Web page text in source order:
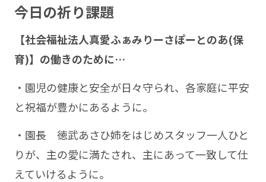
今日の祈り課題
【社会福祉法人真愛ふぁみりーさぽーとのあ(保
育)】の働きのために…
・園児の健康と安全が日々守られ、各家庭に平安
と祝福が豊かにあるように。
・園長 徳武あさひ姉をはじめスタッフ一人ひと
りが、主の愛に満たされ、主にあって一致して仕
えていけるように。